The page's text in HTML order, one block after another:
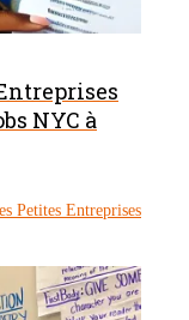
NYC à
Petites Entreprises